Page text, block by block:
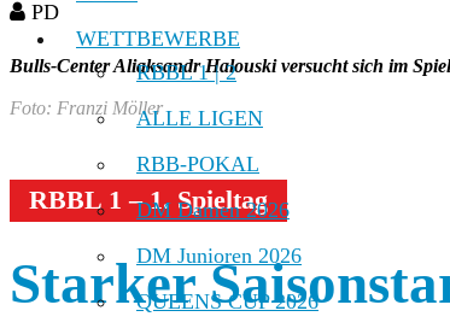
WETTBEWERBE
RBBL 1 | 2
ALLE LIGEN
RBB-POKAL
DM Damen 2026
DM Junioren 2026
QUEENS CUP 2026
PD
Bulls-Center Aliaksandr Halouski versucht sich im
Foto: Franzi Möller
RBBL 1 – 1. Spieltag
Starker